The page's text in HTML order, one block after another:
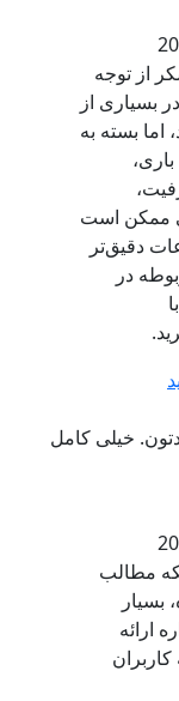
از توجه
در بسیاری از
اما بسته به
ممکن است
دقیق‌تر
در
خیلی کامل
مطالب
بسیار
ارائه